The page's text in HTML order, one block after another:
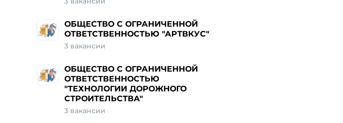
ОБЩЕСТВО С ОГРАНИЧЕННОЙ
ОТВЕТСТВЕННОСТЬЮ "АРТВКУС"
3 вакансии
ОБЩЕСТВО С ОГРАНИЧЕННОЙ
ОТВЕТСТВЕННОСТЬЮ
"ТЕХНОЛОГИИ ДОРОЖНОГО
СТРОИТЕЛЬСТВА"
3 вакансии